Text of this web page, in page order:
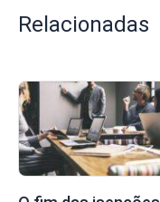
Relacionadas